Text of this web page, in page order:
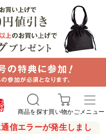
信エラーが発生しまし
商品を探す買い物かごメニュー